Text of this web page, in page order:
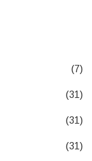
(7)
(31)
(31)
(31)